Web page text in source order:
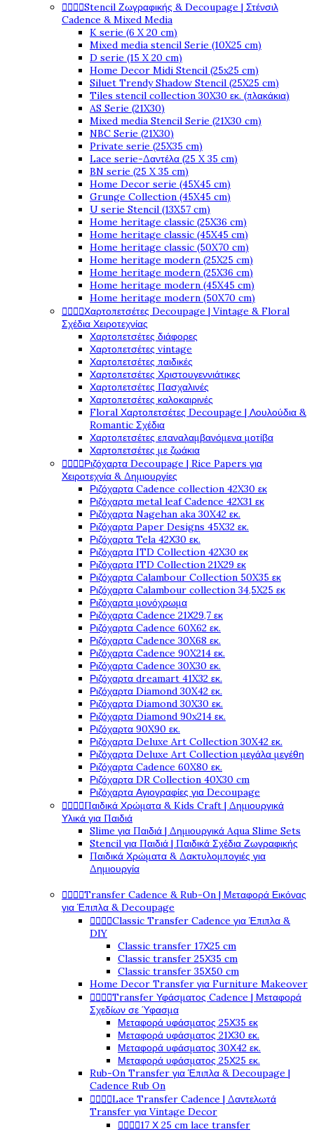
Stencil Ζωγραφικής & Decoupage | Στένσιλ
Cadence & Mixed Media
K serie (6 X 20 cm)
Mixed media stencil Serie (10X25 cm)
D serie (15 X 20 cm)
Home Decor Midi Stencil (25x25 cm)
Siluet Trendy Shadow Stencil (25X25 cm)
Tiles stencil collection 30X30 εκ. (πλακάκια)
AS Serie (21X30)
Mixed media Stencil Serie (21X30 cm)
NBC Serie (21X30)
Private serie (25X35 cm)
Lace serie-Δαντέλα (25 X 35 cm)
BN serie (25 X 35 cm)
Home Decor serie (45X45 cm)
Grunge Collection (45X45 cm)
U serie Stencil (13X57 cm)
Home heritage classic (25X36 cm)
Home heritage classic (45X45 cm)
Home heritage classic (50X70 cm)
Home heritage modern (25X25 cm)
Home heritage modern (25X36 cm)
Home heritage modern (45X45 cm)
Home heritage modern (50X70 cm)
Χαρτοπετσέτες Decoupage | Vintage & Floral
Σχέδια Χειροτεχνίας
Χαρτοπετσέτες διάφορες
Χαρτοπετσέτες vintage
Χαρτοπετσέτες παιδικές
Χαρτοπετσέτες Χριστουγεννιάτικες
Χαρτοπετσέτες Πασχαλινές
Χαρτοπετσέτες καλοκαιρινές
Floral Χαρτοπετσέτες Decoupage | Λουλούδια &
Romantic Σχέδια
Χαρτοπετσέτες επαναλαμβανόμενα μοτίβα
Χαρτοπετσέτες με ζωάκια
Ριζόχαρτα Decoupage | Rice Papers για
Χειροτεχνία & Δημιουργίες
Ριζόχαρτα Cadence collection 42X30 εκ
Ριζόχαρτα metal leaf Cadence 42X31 εκ
Ριζόχαρτα Nagehan aka 30X42 εκ.
Ριζόχαρτα Paper Designs 45X32 εκ.
Ριζόχαρτα Tela 42Χ30 εκ.
Ριζόχαρτα ITD Collection 42X30 εκ
Ριζόχαρτα ITD Collection 21X29 εκ
Ριζόχαρτα Calambour Collection 50X35 εκ
Ριζόχαρτα Calambour collection 34,5X25 εκ
Ριζόχαρτα μονόχρωμα
Ριζόχαρτα Cadence 21Χ29,7 εκ
Ριζόχαρτα Cadence 60X62 εκ.
Ριζόχαρτα Cadence 30X68 εκ.
Ριζόχαρτα Cadence 90X214 εκ.
Ριζόχαρτα Cadence 30X30 εκ.
Ριζόχαρτα dreamart 41X32 εκ.
Ριζόχαρτα Diamond 30X42 εκ.
Ριζόχαρτα Diamond 30X30 εκ.
Ριζόχαρτα Diamond 90x214 εκ.
Ριζόχαρτα 90X90 εκ.
Ριζόχαρτα Deluxe Art Collection 30X42 εκ.
Ριζόχαρτα Deluxe Art Collection μεγάλα μεγέθη
Ριζόχαρτα Cadence 60X80 εκ.
Ριζόχαρτα DR Collection 40X30 cm
Ριζόχαρτα Αγιογραφίες για Decoupage
Παιδικά Χρώματα & Kids Craft | Δημιουργικά
Υλικά για Παιδιά
Slime για Παιδιά | Δημιουργικά Aqua Slime Sets
Stencil για Παιδιά | Παιδικά Σχέδια Ζωγραφικής
Παιδικά Χρώματα & Δακτυλομπογιές για
Δημιουργία
Transfer Cadence & Rub-On | Μεταφορά Εικόνας
για Έπιπλα & Decoupage
Classic Transfer Cadence για Έπιπλα &
DIY
Classic transfer 17Χ25 cm
Classic transfer 25Χ35 cm
Classic transfer 35Χ50 cm
Home Decor Transfer για Furniture Makeover
Transfer Υφάσματος Cadence | Μεταφορά
Σχεδίων σε Ύφασμα
Μεταφορά υφάσματος 25Χ35 εκ
Μεταφορά υφάσματος 21Χ30 εκ.
Μεταφορά υφάσματος 30Χ42 εκ.
Μεταφορά υφάσματος 25Χ25 εκ.
Rub-On Transfer για Έπιπλα & Decoupage |
Cadence Rub On
Lace Transfer Cadence | Δαντελωτά
Transfer για Vintage Decor
17 Χ 25 cm lace transfer